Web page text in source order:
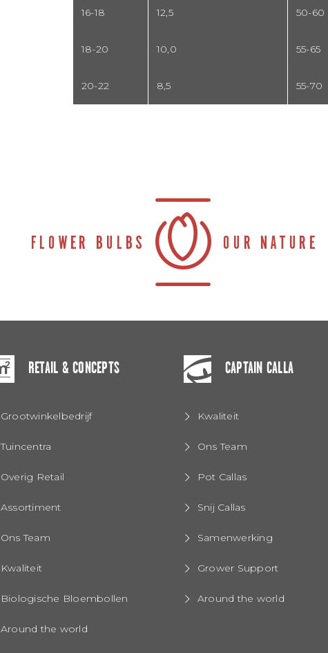
16-18 12,5 50-60
18-20 10,0 55-65
20-22 8,5 55-70
RETAIL & CONCEPTS
Grootwinkelbedrijf
Tuincentra
Overig Retail
Assortiment
Ons Team
Kwaliteit
Biologische Bloembollen
Around the world
CAPTAIN CALLA
Kwaliteit
Ons Team
Pot Callas
Snij Callas
Samenwerking
Grower Support
Around the world